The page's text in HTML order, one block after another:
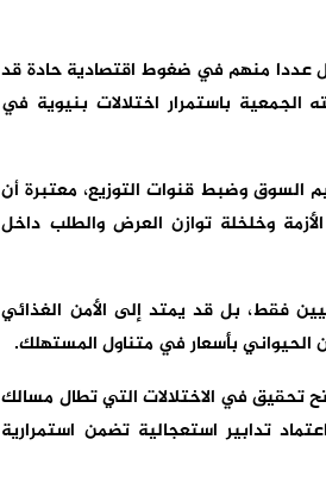
عددا منهم في ضغوط اقتصادية حادة قد
باستمرار اختلالات بنيوية في
السوق وضبط قنوات التوزيع، معتبرة أن
وخلخلة توازن العرض والطلب داخل
فقط، بل قد يمتد إلى الأمن الغذائي
الحيواني بأسعار في متناول المستهلك.
تحقيق في الاختلالات التي تطال مسالك
تدابير استعجالية تضمن استمرارية